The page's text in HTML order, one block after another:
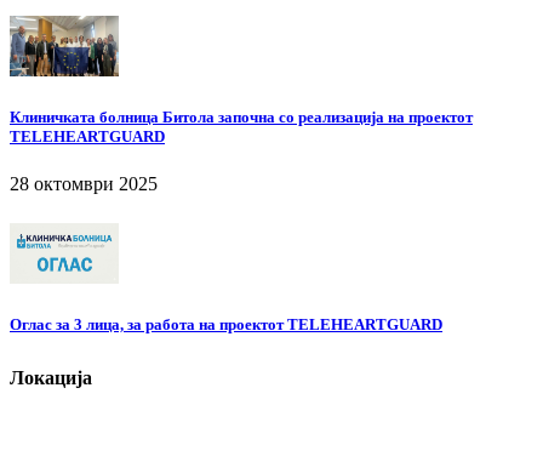
Клиничката болница Битола започна со реализација на проектот
TELEHEARTGUARD
28 октомври 2025
Оглас за 3 лица, за работа на проектот TELEHEARTGUARD
Локација